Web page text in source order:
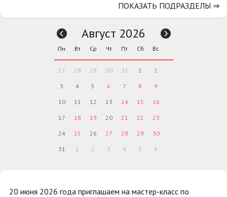
20 июня 2026 года приглашаем на мастер-класс по
ПОКАЗАТЬ ПОДРАЗДЕЛЫ ⇒
Август 2026
Пн Вт Ср Чт Пт Сб Вс
27 28 29 30 31 1 2
3 4 5 6 7 8 9
10 11 12 13 14 15 16
17 18 19 20 21 22 23
24 25 26 27 28 29 30
31 1 2 3 4 5 6